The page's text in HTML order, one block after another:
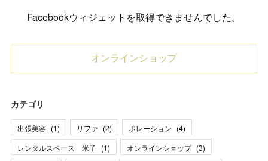
Facebookウィジェットを取得できませんでした。
オンラインショップ
カテゴリ
出張美容 (1) リファ (2) ポレーション (4)
レンタルスペース 米子 (1) オンラインショップ (3)